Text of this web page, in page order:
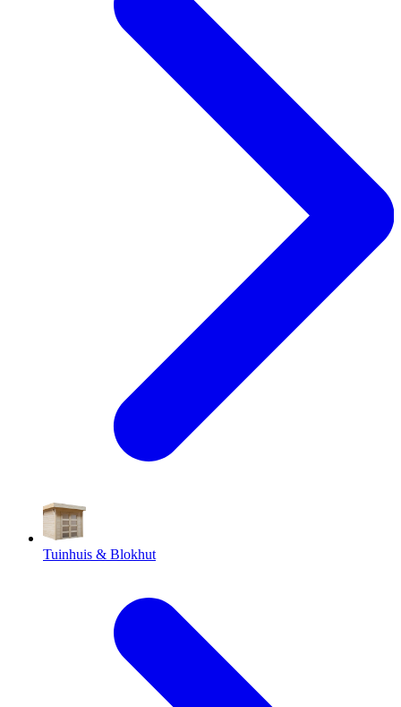
Tuinhuis & Blokhut